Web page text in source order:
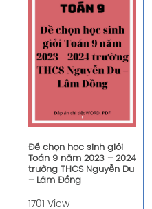
Đề chọn học sinh giỏi
Toán 9 năm 2023 – 2024
trường THCS Nguyễn Du
– Lâm Đồng
1701 View